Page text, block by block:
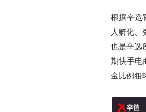
根据辛选
人孵化、
也是辛选
期快手电
金比例粗